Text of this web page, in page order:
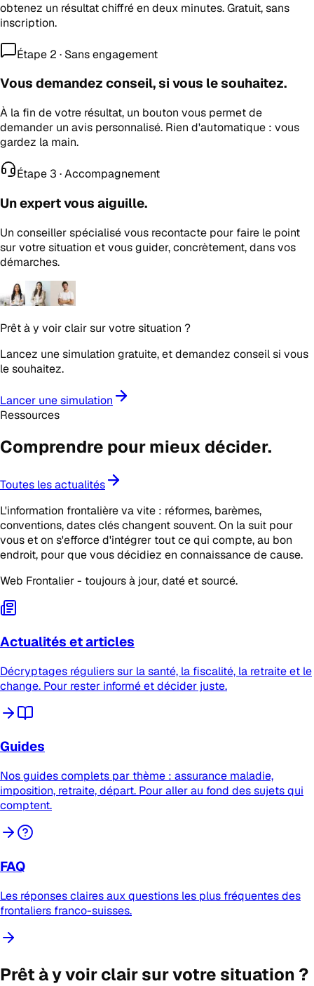
obtenez un résultat chiffré en deux minutes. Gratuit, sans
inscription.
Étape 2 · Sans engagement
Vous demandez conseil, si vous le souhaitez.
À la fin de votre résultat, un bouton vous permet de
demander un avis personnalisé. Rien d'automatique : vous
gardez la main.
Étape 3 · Accompagnement
Un expert vous aiguille.
Un conseiller spécialisé vous recontacte pour faire le point
sur votre situation et vous guider, concrètement, dans vos
démarches.
Prêt à y voir clair sur votre situation ?
Lancez une simulation gratuite, et demandez conseil si vous
le souhaitez.
Lancer une simulation
Ressources
Comprendre pour mieux décider.
Toutes les actualités
L'information frontalière va vite : réformes, barèmes,
conventions, dates clés changent souvent. On la suit pour
vous et on s'efforce d'intégrer tout ce qui compte, au bon
endroit, pour que vous décidiez en connaissance de cause.
Web Frontalier - toujours à jour, daté et sourcé.
Actualités et articles
Décryptages réguliers sur la santé, la fiscalité, la retraite et le
change. Pour rester informé et décider juste.
Guides
Nos guides complets par thème : assurance maladie,
imposition, retraite, départ. Pour aller au fond des sujets qui
comptent.
FAQ
Les réponses claires aux questions les plus fréquentes des
frontaliers franco-suisses.
Prêt à y voir clair sur votre situation ?